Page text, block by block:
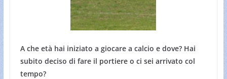
A che età hai iniziato a giocare a calcio e dove? Hai
subito deciso di fare il portiere o ci sei arrivato col
tempo?